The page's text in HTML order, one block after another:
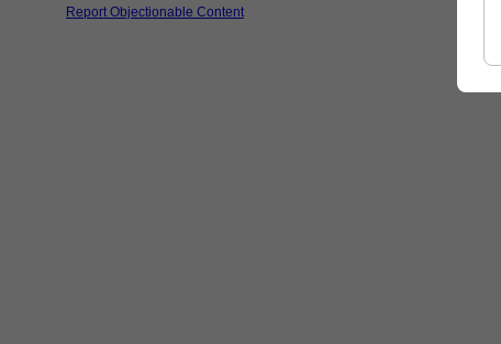
Report Objectionable Content